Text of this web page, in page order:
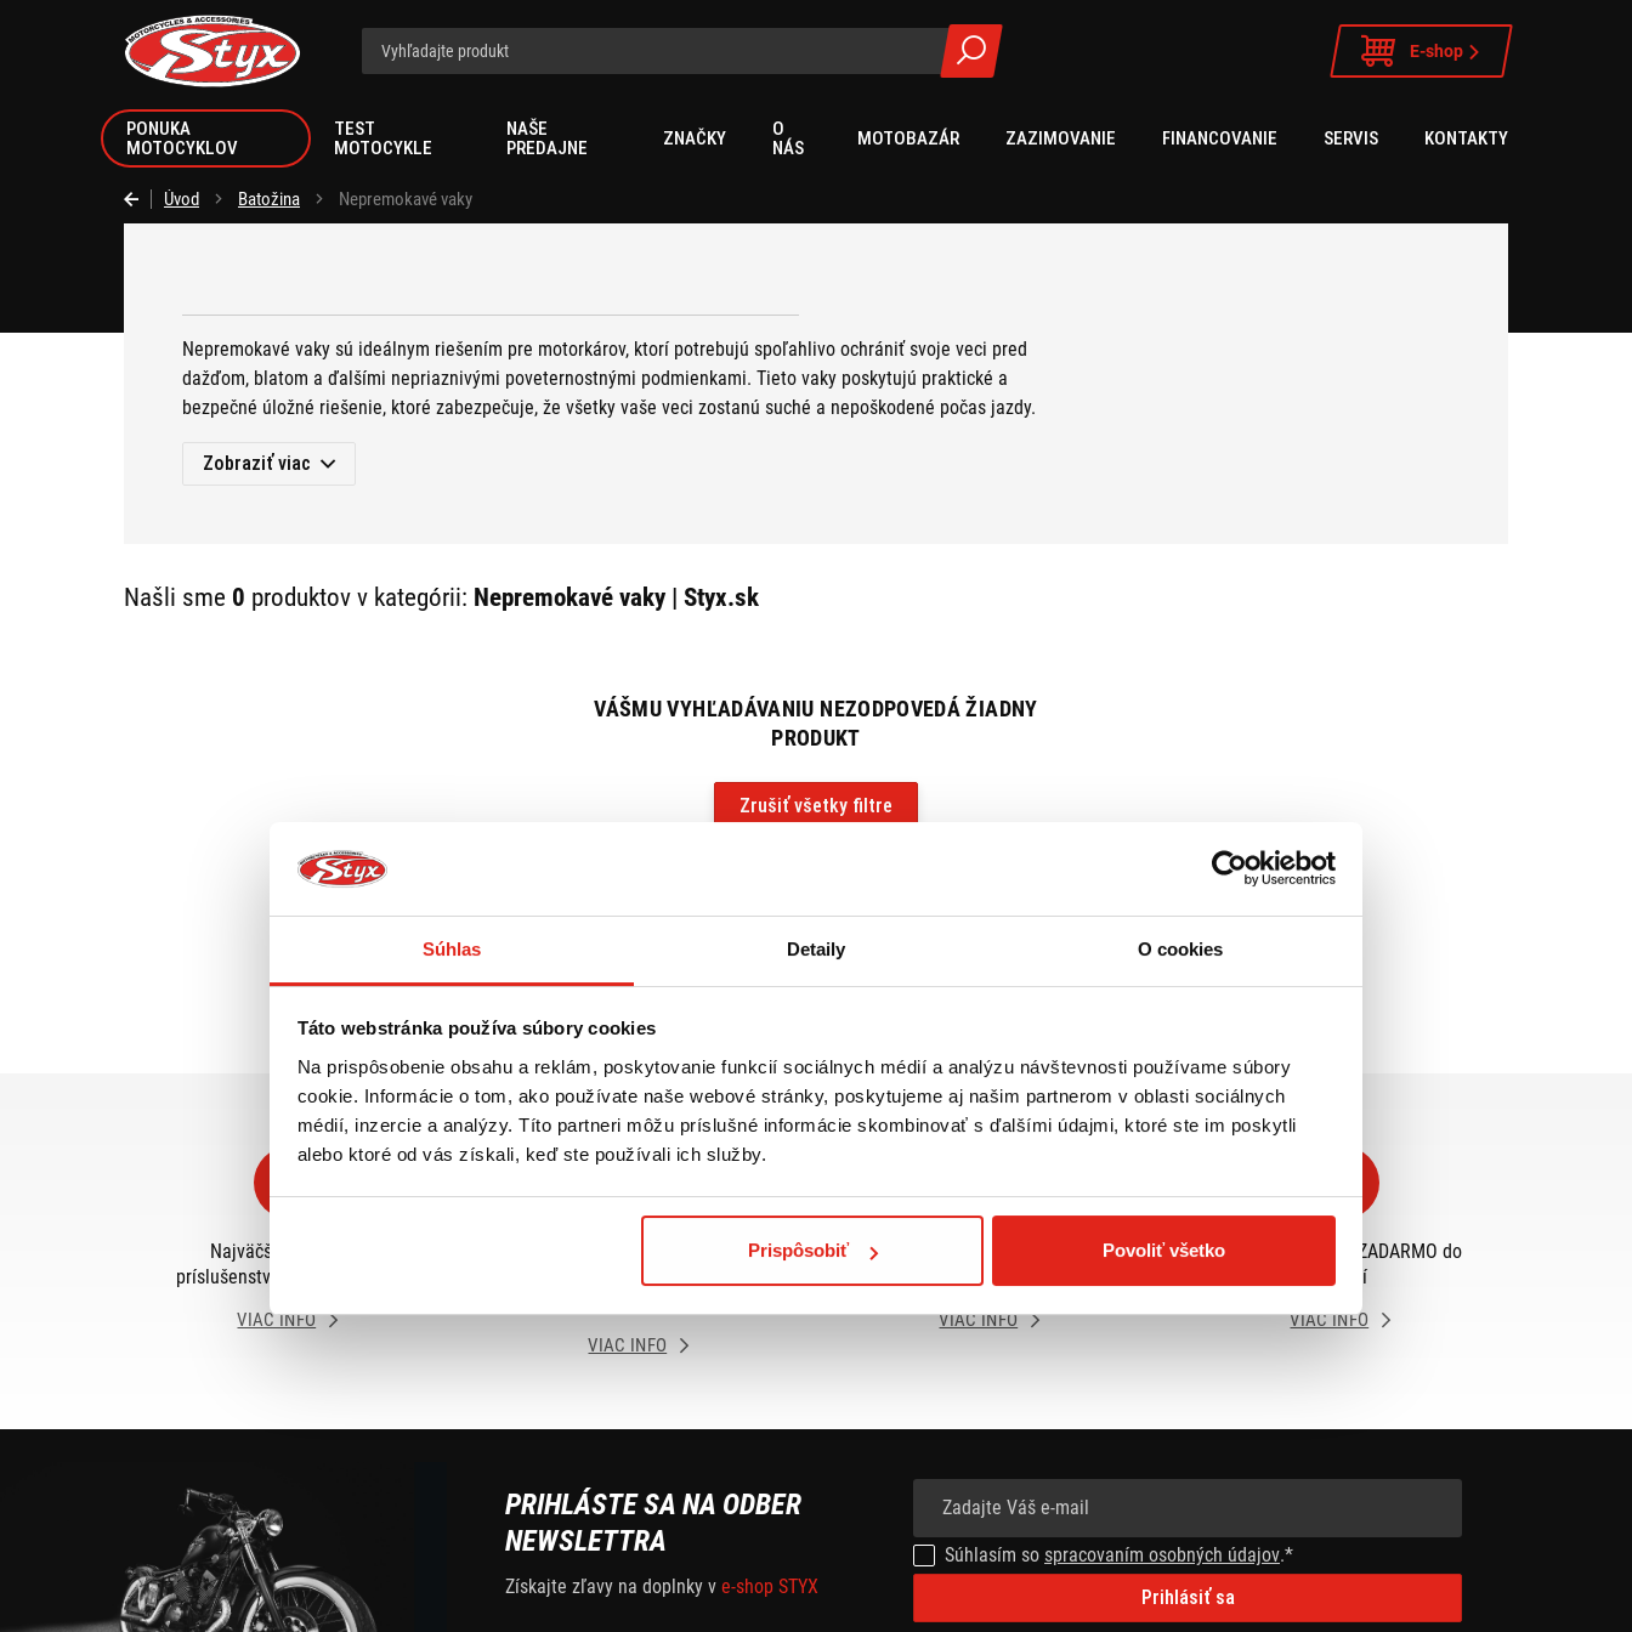
Súhlas Detaily O cookies
Táto webstránka používa súbory cookies
Na prispôsobenie obsahu a reklám, poskytovanie funkcií sociálnych médií a analýzu návštevnosti používame súbory
cookie. Informácie o tom, ako používate naše webové stránky, poskytujeme aj našim partnerom v oblasti sociálnych
médií, inzercie a analýzy. Títo partneri môžu príslušné informácie skombinovať s ďalšími údajmi, ktoré ste im poskytli
alebo ktoré od vás získali, keď ste používali ich služby.
Prispôsobiť Povoliť všetko
Styx.sk
E-shop
PONUKA
MOTOCYKLOV
TEST
MOTOCYKLE
NAŠE
PREDAJNE
ZNAČKY
O
NÁS
MOTOBAZÁR ZAZIMOVANIE FINANCOVANIE SERVIS KONTAKTY
Úvod Batožina Nepremokavé vaky
Nepremokavé vaky sú ideálnym riešením pre motorkárov, ktorí potrebujú spoľahlivo ochrániť svoje veci pred
dažďom, blatom a ďalšími nepriaznivými poveternostnými podmienkami. Tieto vaky poskytujú praktické a
bezpečné úložné riešenie, ktoré zabezpečuje, že všetky vaše veci zostanú suché a nepoškodené počas jazdy.
Z ponuky si môžete vybrať tiež
Naše vaky sú dostupné v rôznych veľkostiach, čo umožňuje uskladnenie rôzneho množstva
vecí – od malých osobných vecí po väčšie predmety, ako sú oblečenie a výbava na dlhé cesty.
vyschnúť, čo zabezpečuje ich dlhú životnosť a stále atraktívny vzhľad.
Vďaka jednoduchým systémom upevnenia a prenosným dizajnom sú naše
nepremokavé vaky ľahko použiteľné a pohodlné na prenášanie. Sú ideálne na použitie nielen na motorke,
ale aj pri pešej turistike, kempovaní a iných outdoorových aktivitách.
Zobraziť viac
Našli sme 0 produktov v kategórii: Nepremokavé vaky | Styx.sk
VÁŠMU VYHĽADÁVANIU NEZODPOVEDÁ ŽIADNY
PRODUKT
Zrušiť všetky filtre
Najväčší výber moto
príslušenstva ihneď k odberu
VIAC INFO
objednávky nad 50€ v rámci
VIAC INFO
Tovar NA SKLADE expedujeme
do 24 hod.
VIAC INFO
Výmena veľkosti ZADARMO do
30 dní
VIAC INFO
PRIHLÁSTE SA NA ODBER
NEWSLETTRA
Získajte zľavy na doplnky v e-shop STYX
Súhlasím so spracovaním osobných údajov.*
Prihlásiť sa